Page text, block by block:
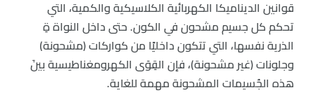
قوانين الديناميكا الكهربائية الكلاسيكية والكمية، التي
تحكم كل جسيم مشحون في الكون. حتى داخل النواة ةِ
الذرية نفسها، التي تتكون داخليًا من كواركات (مشحونة)
وجلونات (غير مشحونة)، فإن القِوَى الكهرومغناطيسية بينَ
هذه الجُسيمات المشحونة مهمة للغاية.